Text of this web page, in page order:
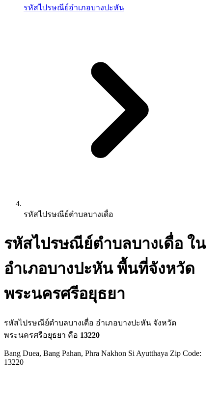
รหัสไปรษณีย์อำเภอบางปะหัน
รหัสไปรษณีย์ตำบลบางเดื่อ
รหัสไปรษณีย์ตำบลบางเดื่อ ใน
อำเภอบางปะหัน พื้นที่จังหวัด
พระนครศรีอยุธยา
รหัสไปรษณีย์ตำบลบางเดื่อ อำเภอบางปะหัน จังหวัด
พระนครศรีอยุธยา คือ 13220
Bang Duea, Bang Pahan, Phra Nakhon Si Ayutthaya Zip Code:
13220